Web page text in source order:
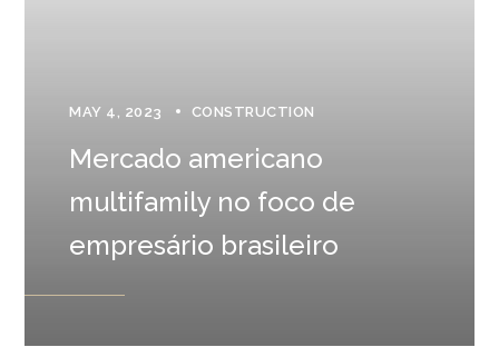
MAY 4, 2023 CONSTRUCTION
Mercado americano
multifamily no foco de
empresário brasileiro